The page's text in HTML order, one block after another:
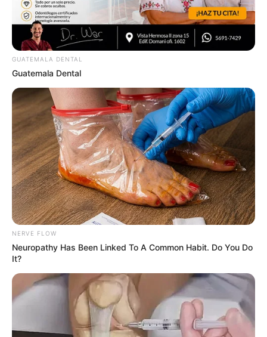
ท่านที่เกิดวันที่21 สไตล์การทำงาน :ผู้ใหญ่จะรักคุณมาก
เป็นพิเศษ คุณมักจะทำงาน หรือเลือกงานที่คุณได้ใช้ความ
คิด ใช้จินตนาการอย่างเต็มที่ และที่สำคัญงานทุกชิ้นคุณจะ
ทำมันออกมาจากใจจริงๆ ดังนั้นไม่ว่างานอะไร หรือแม้
กระทั่งงานช่าง งานเทคนิค ก็มักจะมีความงดงามเชิงศิลปะ
เข้าไปสอดแทรกอยู่ตลอด นับเป็นศิลปินด้วยจิตวิญญาณ
โดยแท้
ท่านที่เกิดวันที่22 สไตล์การทำงาน :เรื่องหัวเซ็งลี้ ต้องยก
ให้คุณ ที่ไหนมีกลิ่นของชื่อเสียง เงินทอง ความสำเร็จ คุณ
สามารถรู้ทันได้หมด และฉกฉวยมาได้ก่อนใครเสมอ นั่นไม่
ได้แปลว่าคุณเป็นคนโลภนะ แต่หมายถึง คุณไม่อยากเสีย
เวลาไปทำในสิ่งอื่น ๆ ที่ไม่ได้สร้างความสำเร็จให้คุณ หรือ
พูดง่าย ๆ คุณเป็นคนที่กระหายความสำเร็จมาก
ท่านที่เกิดวันที่
ความเมตตาที่คุณมี รวมกับผลบุญที่ได้สร้างสมมา ทำให้
คุณมีความสามารถพิเศษ คือคุณสามารถรู้ได้ว่าคนไหนจะดี
กับคุณ คนไหนเป็นคนที่ช่วยเหลือคุณได้ และเป็นที่น่าแปลก
ว่า เรื่องบริวารของคุณจะมีปัญหาน้อยมากถ้าเทียบกับคน
GUATEMALA DENTAL
Guatemala Dental
NERVE FLOW
Neuropathy Has Been Linked To A Common Habit. Do You Do
It?